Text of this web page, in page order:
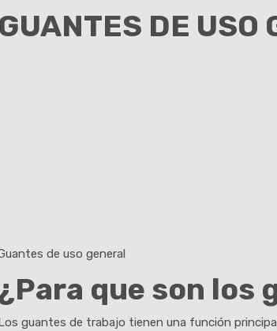
GUANTES DE USO
de uso general
que son los
guantes de trabajo tienen una función